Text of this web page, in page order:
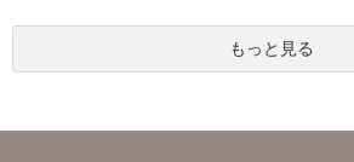
もっと見る